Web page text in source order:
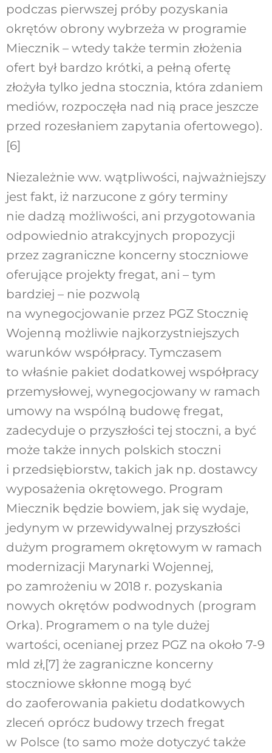
podczas pierwszej próby pozyskania
okrętów obrony wybrzeża w programie
Miecznik – wtedy także termin złożenia
ofert był bardzo krótki, a pełną ofertę
złożyła tylko jedna stocznia, która zdaniem
mediów, rozpoczęła nad nią prace jeszcze
przed rozesłaniem zapytania ofertowego).
[6]
Niezależnie ww. wątpliwości, najważniejszy
jest fakt, iż narzucone z góry terminy
nie dadzą możliwości, ani przygotowania
odpowiednio atrakcyjnych propozycji
przez zagraniczne koncerny stoczniowe
oferujące projekty fregat, ani – tym
bardziej – nie pozwolą
na wynegocjowanie przez PGZ Stocznię
Wojenną możliwie najkorzystniejszych
warunków współpracy. Tymczasem
to właśnie pakiet dodatkowej współpracy
przemysłowej, wynegocjowany w ramach
umowy na wspólną budowę fregat,
zadecyduje o przyszłości tej stoczni, a być
może także innych polskich stoczni
i przedsiębiorstw, takich jak np. dostawcy
wyposażenia okrętowego. Program
Miecznik będzie bowiem, jak się wydaje,
jedynym w przewidywalnej przyszłości
dużym programem okrętowym w ramach
modernizacji Marynarki Wojennej,
po zamrożeniu w 2018 r. pozyskania
nowych okrętów podwodnych (program
Orka). Programem o na tyle dużej
wartości, ocenianej przez PGZ na około 7-9
mld zł,[7] że zagraniczne koncerny
stoczniowe skłonne mogą być
do zaoferowania pakietu dodatkowych
zleceń oprócz budowy trzech fregat
w Polsce (to samo może dotyczyć także